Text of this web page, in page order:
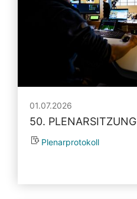
01.07.2026
50. PLENARSITZUNG
Plenarprotokoll